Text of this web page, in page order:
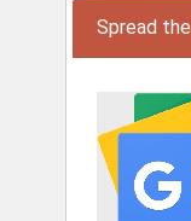
Spread